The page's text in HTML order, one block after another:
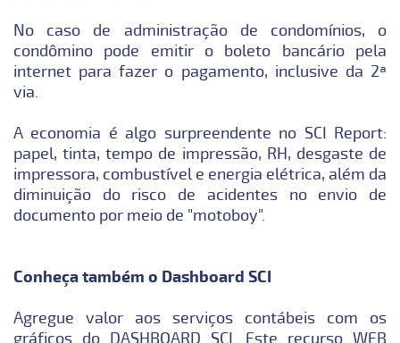
No caso de administração de condomínios, o
condômino pode emitir o boleto bancário pela
internet para fazer o pagamento, inclusive da 2ª
via.
A economia é algo surpreendente no SCI Report:
papel, tinta, tempo de impressão, RH, desgaste de
impressora, combustível e energia elétrica, além da
diminuição do risco de acidentes no envio de
documento por meio de "motoboy".
Conheça também o Dashboard SCI
Agregue valor aos serviços contábeis com os
gráficos do DASHBOARD SCI. Este recurso WEB